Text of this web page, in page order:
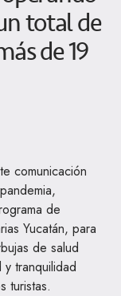
total de
de 19
comunicación
de
Yucatán, para
de salud
tranquilidad
turistas.